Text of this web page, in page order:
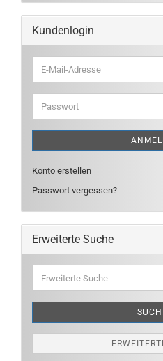
Kundenlogin
E-
Mail-
Adresse
Passwort
Konto erstellen
Passwort vergessen?
Erweiterte Suche
Suche